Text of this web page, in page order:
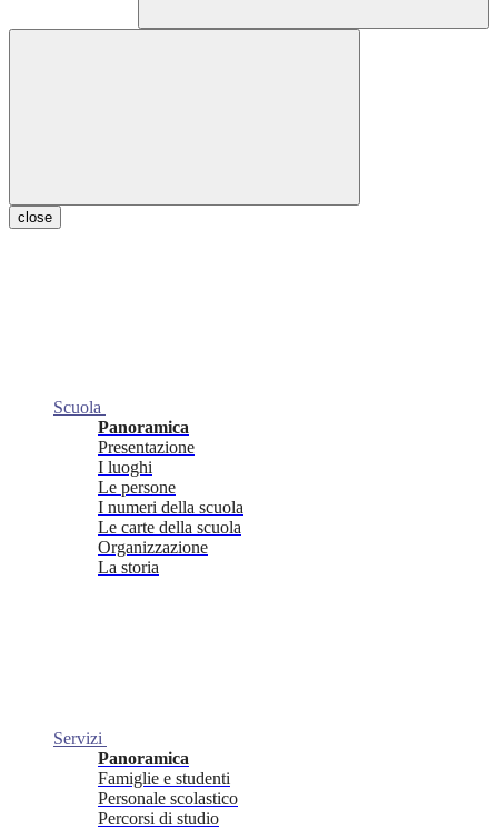
close
Scuola
Panoramica
Presentazione
I luoghi
Le persone
I numeri della scuola
Le carte della scuola
Organizzazione
La storia
Servizi
Panoramica
Famiglie e studenti
Personale scolastico
Percorsi di studio